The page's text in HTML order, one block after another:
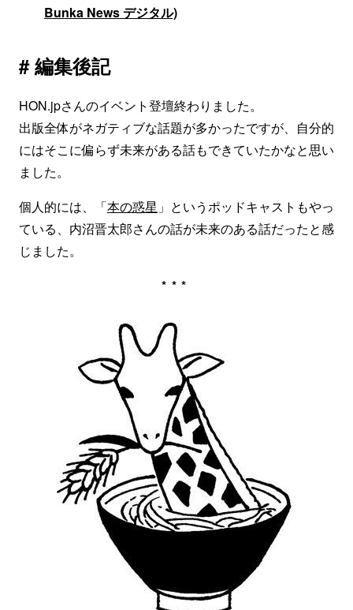
Bunka News デジタル)
# 編集後記
HON.jpさんのイベント登壇終わりました。
出版全体がネガティブな話題が多かったですが、自分的
にはそこに偏らず未来がある話もできていたかなと思い
ました。
個人的には、「本の惑星 」というポッドキャストもやっ
ている、内沼晋太郎さんの話が未来のある話だったと感
じました。
***